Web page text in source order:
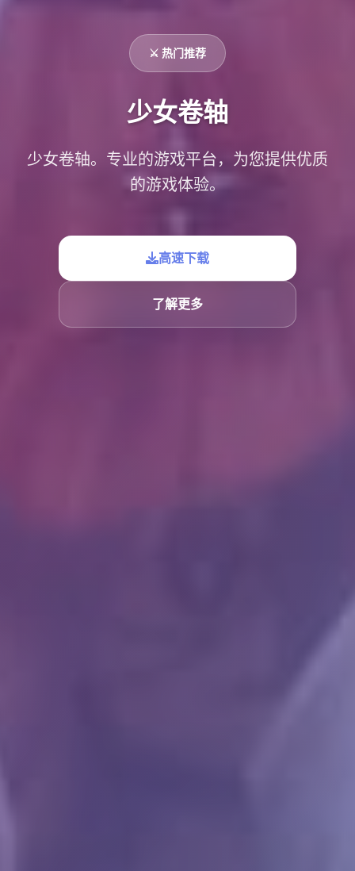
⚔️ 热门推荐
少女卷轴
少女卷轴。专业的游戏平台，为您提供优质
的游戏体验。
高速下载
了解更多